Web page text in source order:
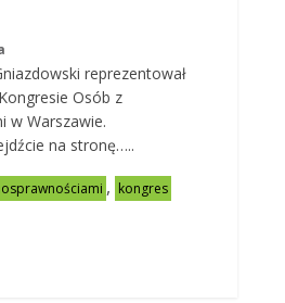
reprezentował
Osób z
w Warszawie.
na stronę…..
, kongres